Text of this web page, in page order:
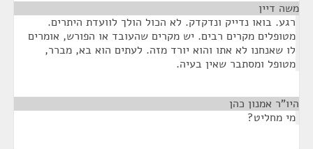
משה דיין
רגע. בואו נדייק ונדקדק. לא הכול הולך לוועדת היתרים.
מטופלים מקרים רבים. יש מקרים שהעובד או הפורש, אומרים
לו שאנחנו לא אתו והוא יורד מזה. לעתים הוא בא, מברר,
מטופל ומסתבר שאין בעיה.
היו"ר אמנון כהן
מי מחליט?